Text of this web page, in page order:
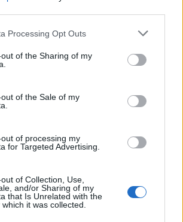
Processing Opt Outs
of the Sharing of my
of the Sale of my
of processing my
for Targeted Advertising.
of Collection, Use,
and/or Sharing of my
that Is Unrelated with the
it was collected.
Σύλλογος Ποντίων, 09:00-
09:00-15:00
Κέντρο Πτολεμαΐδας,
15:15
Υγείας Κοζάνης,
θέατρο Κορίνθου,
πλησίον πανεπιστημίου,